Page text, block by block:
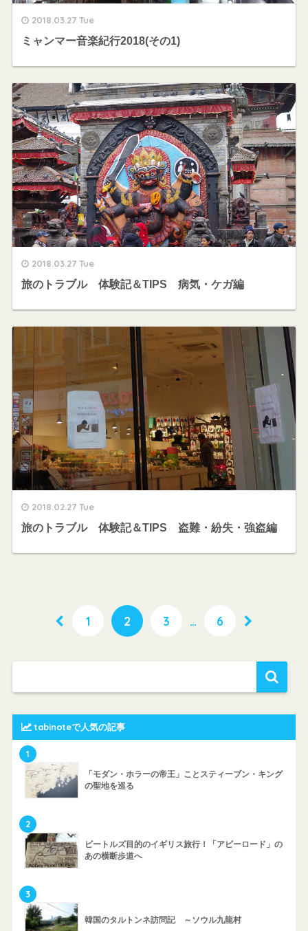
2018.03.27 Tue
ミャンマー音楽紀行2018(その1)
2018.03.27 Tue
旅のトラブル 体験記＆TIPS 病気・ケガ編
2018.02.27 Tue
旅のトラブル 体験記＆TIPS 盗難・紛失・強盗編
1 2 3 … 6
tabinoteで人気の記事
1
「モダン・ホラーの帝王」ことスティーブン・キング
の聖地を巡る
2
ビートルズ目的のイギリス旅行！「アビーロード」の
あの横断歩道へ
3
韓国のタルトンネ訪問記 ～ソウル九龍村